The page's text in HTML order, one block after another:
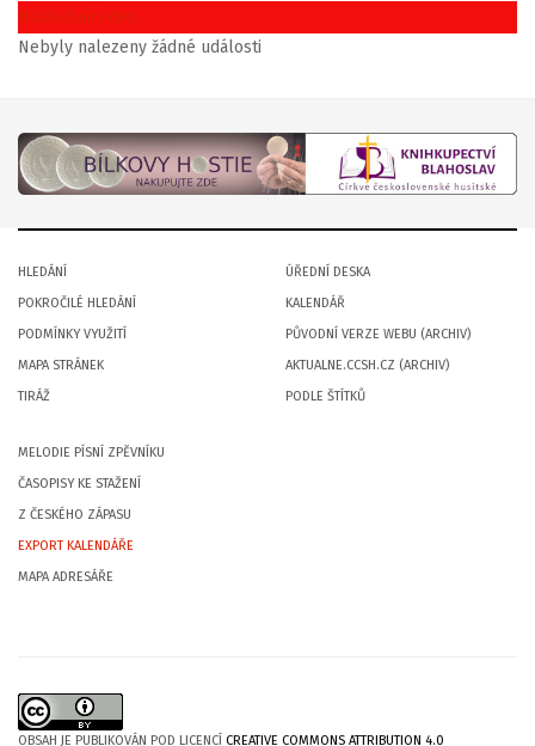
Následující den
Nebyly nalezeny žádné události
HLEDÁNÍ
POKROČILÉ HLEDÁNÍ
PODMÍNKY VYUŽITÍ
MAPA STRÁNEK
TIRÁŽ
ÚŘEDNÍ DESKA
KALENDÁŘ
PŮVODNÍ VERZE WEBU (ARCHIV)
AKTUALNE.CCSH.CZ (ARCHIV)
PODLE ŠTÍTKŮ
MELODIE PÍSNÍ ZPĚVNÍKU
ČASOPISY KE STAŽENÍ
Z ČESKÉHO ZÁPASU
EXPORT KALENDÁŘE
MAPA ADRESÁŘE
OBSAH JE PUBLIKOVÁN POD LICENCÍ CREATIVE COMMONS ATTRIBUTION 4.0